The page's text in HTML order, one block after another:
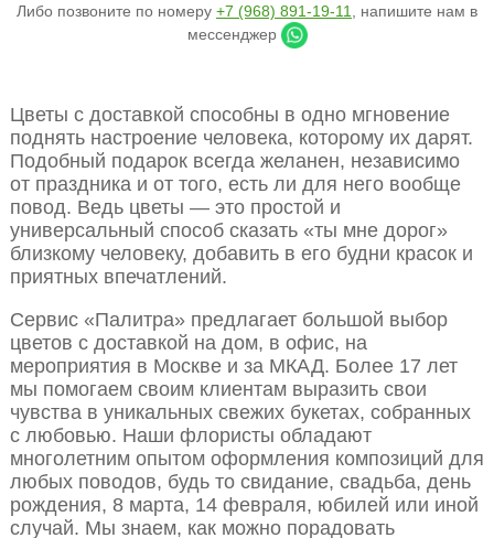
Либо позвоните по номеру +7 (968) 891-19-11
, напишите нам в
мессенджер
Цветы с доставкой способны в одно мгновение
поднять настроение человека, которому их дарят.
Подобный подарок всегда желанен, независимо
от праздника и от того, есть ли для него вообще
повод. Ведь цветы — это простой и
универсальный способ сказать «ты мне дорог»
близкому человеку, добавить в его будни красок и
приятных впечатлений.
Сервис «Палитра» предлагает большой выбор
цветов с доставкой на дом, в офис, на
мероприятия в Москве и за МКАД. Более 17 лет
мы помогаем своим клиентам выразить свои
чувства в уникальных свежих букетах, собранных
с любовью. Наши флористы обладают
многолетним опытом оформления композиций для
любых поводов, будь то свидание, свадьба, день
рождения, 8 марта, 14 февраля, юбилей или иной
случай. Мы знаем, как можно порадовать